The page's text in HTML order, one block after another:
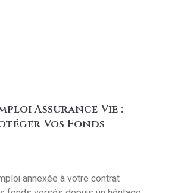
Assurance Vie :
Vos Fonds
annexée à votre contrat